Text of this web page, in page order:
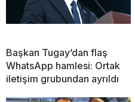
Başkan Tugay’dan flaş
WhatsApp hamlesi: Ortak
iletişim grubundan ayrıldı